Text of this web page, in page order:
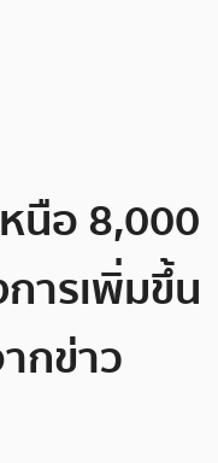
นือ 8,000
ารเพิ่มขึ้น
กข่าว